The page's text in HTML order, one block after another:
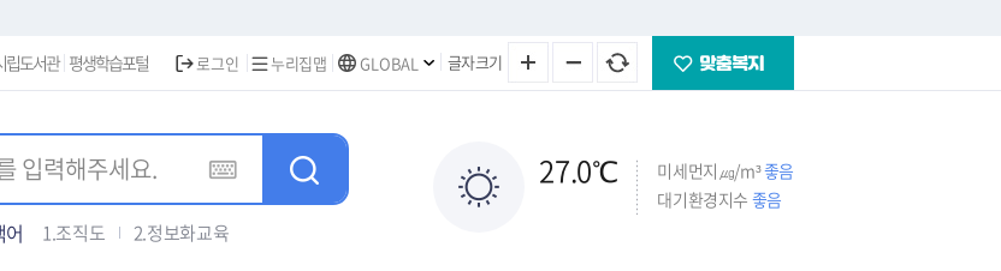
립도서관 평생학습포털 로그인 누리집맵 GLOBAL 글자크기
1.조직도
2.정보화교육
27.0℃ 미세먼지㎍/m³좋음
대기환경지수 좋음